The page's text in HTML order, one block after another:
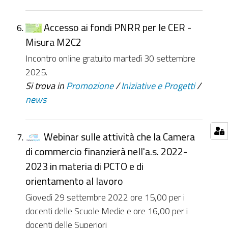
Accesso ai fondi PNRR per le CER -
Misura M2C2
Incontro online gratuito martedì 30 settembre
2025.
Si trova in Promozione /Iniziative e Progetti /
news
Webinar sulle attività che la Camera
di commercio finanzierà nell'a.s. 2022-
2023 in materia di PCTO e di
orientamento al lavoro
Giovedì 29 settembre 2022 ore 15,00 per i
docenti delle Scuole Medie e ore 16,00 per i
docenti delle Superiori